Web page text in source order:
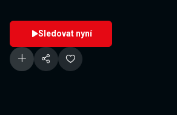
Sledovat nyní